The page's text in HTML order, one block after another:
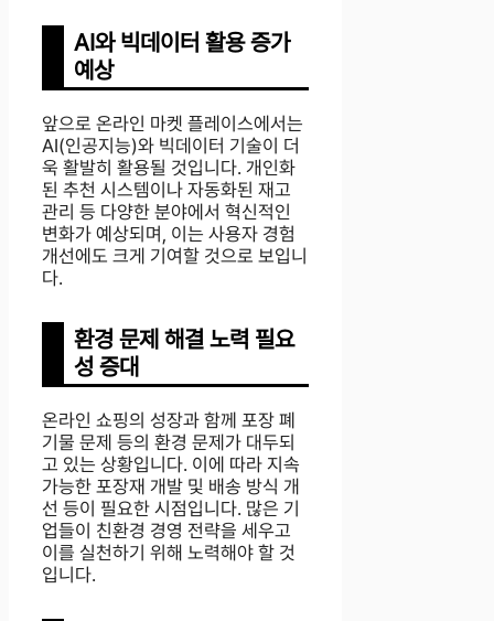
AI와 빅데이터 활용 증가
예상
앞으로 온라인 마켓 플레이스에서는
AI(인공지능)와 빅데이터 기술이 더
욱 활발히 활용될 것입니다. 개인화
된 추천 시스템이나 자동화된 재고
관리 등 다양한 분야에서 혁신적인
변화가 예상되며, 이는 사용자 경험
개선에도 크게 기여할 것으로 보입니
다.
환경 문제 해결 노력 필요
성 증대
온라인 쇼핑의 성장과 함께 포장 폐
기물 문제 등의 환경 문제가 대두되
고 있는 상황입니다. 이에 따라 지속
가능한 포장재 개발 및 배송 방식 개
선 등이 필요한 시점입니다. 많은 기
업들이 친환경 경영 전략을 세우고
이를 실천하기 위해 노력해야 할 것
입니다.